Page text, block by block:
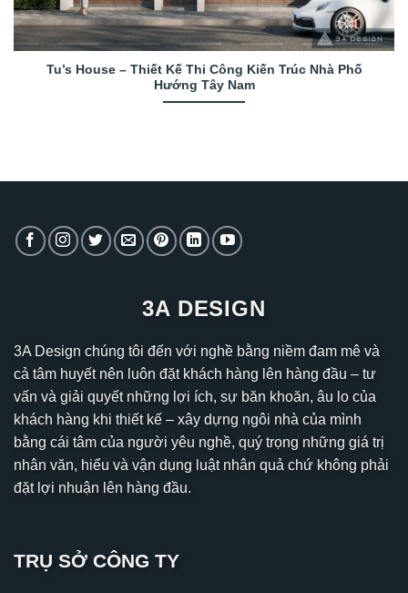
Tu’s House – Thiết Kế Thi Công Kiến Trúc Nhà Phố
Hướng Tây Nam
3A DESIGN
3A Design chúng tôi đến với nghề bằng niềm đam mê và
cả tâm huyết nên luôn đặt khách hàng lên hàng đầu – tư
vấn và giải quyết những lợi ích, sự băn khoăn, âu lo của
khách hàng khi thiết kế – xây dựng ngôi nhà của mình
bằng cái tâm của người yêu nghề, quý trọng những giá trị
nhân văn, hiểu và vận dụng luật nhân quả chứ không phải
đặt lợi nhuận lên hàng đầu.
TRỤ SỞ CÔNG TY